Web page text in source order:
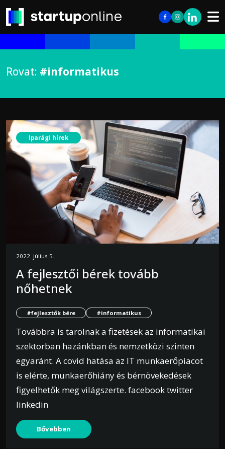
Rovat: #informatikus
Iparági hírek
2022. július 5.
A fejlesztői bérek tovább
nőhetnek
#fejlesztők bére #informatikus
Továbbra is tarolnak a fizetések az informatikai
szektorban hazánkban és nemzetközi szinten
egyaránt. A covid hatása az IT munkaerőpiacot
is elérte, munkaerőhiány és bérnövekedések
figyelhetők meg világszerte. facebook twitter
linkedin
Bővebben